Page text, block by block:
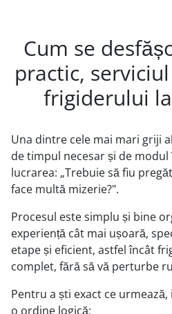
Cum se
practic,
frigiderului
Una dintre cele mai mari griji
de timpul necesar și de
lucrarea: „Trebuie să fiu
face multă mizerie?".
Procesul este simplu și bine
experiență cât mai ușoară,
etape și eficient, astfel încât
complet, fără să vă perturbe
Pentru a ști exact ce
o ordine logică: